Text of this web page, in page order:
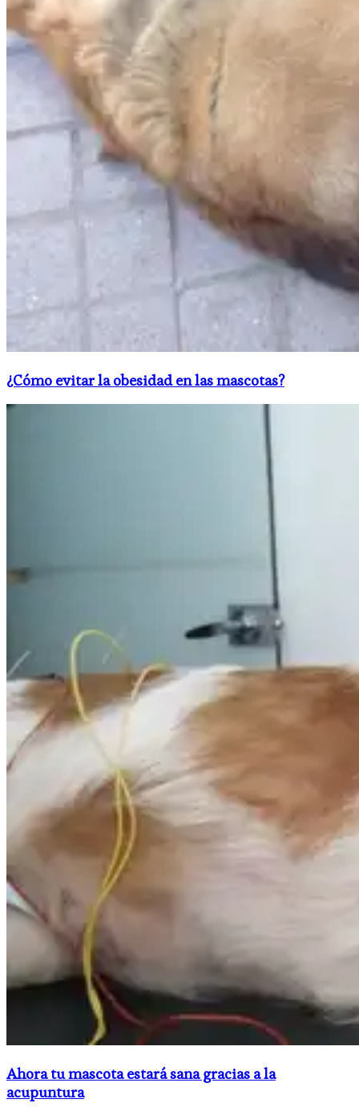
¿Cómo evitar la obesidad en las mascotas?
Ahora tu mascota estará sana gracias a la
acupuntura